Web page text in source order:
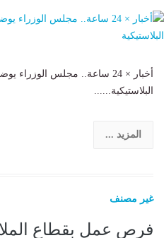
أخبار × 24 ساعة.. مجلس
البلاستيكية......
المزيد ...
غير مصنف
فرص عمل بقطاع